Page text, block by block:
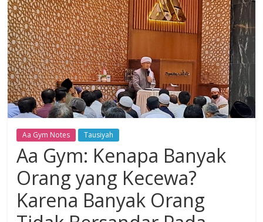
Dzikir,
Fikir,
Ikhtiar
Aa Gym Notes Tausiyah
Aa Gym: Kenapa Banyak
Orang yang Kecewa?
Karena Banyak Orang